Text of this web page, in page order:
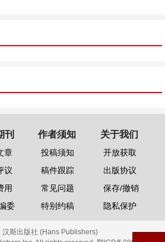
刊
章
议
用
委
作者须知
投稿须知
稿件跟踪
常见问题
特别约稿
关于我们
开放获取
出版协议
保存/撤销
隐私保护
汉斯出版社 (Hans Publishers)